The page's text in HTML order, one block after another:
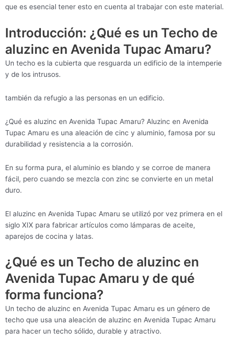
que es esencial tener esto en cuenta al trabajar con este material.
Introducción: ¿Qué es un Techo de
aluzinc en Avenida Tupac Amaru?
Un techo es la cubierta que resguarda un edificio de la intemperie
y de los intrusos.
también da refugio a las personas en un edificio.
¿Qué es aluzinc en Avenida Tupac Amaru? Aluzinc en Avenida
Tupac Amaru es una aleación de cinc y aluminio, famosa por su
durabilidad y resistencia a la corrosión.
En su forma pura, el aluminio es blando y se corroe de manera
fácil, pero cuando se mezcla con zinc se convierte en un metal
duro.
El aluzinc en Avenida Tupac Amaru se utilizó por vez primera en el
siglo XIX para fabricar artículos como lámparas de aceite,
aparejos de cocina y latas.
¿Qué es un Techo de aluzinc en
Avenida Tupac Amaru y de qué
forma funciona?
Un techo de aluzinc en Avenida Tupac Amaru es un género de
techo que usa una aleación de aluzinc en Avenida Tupac Amaru
para hacer un techo sólido, durable y atractivo.